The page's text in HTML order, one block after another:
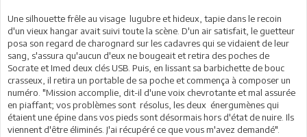
Une silhouette frêle au visage lugubre et hideux, tapie dans le recoin
d'un vieux hangar avait suivi toute la scène. D'un air satisfait, le guetteur
posa son regard de charognard sur les cadavres qui se vidaient de leur
sang, s'assura qu'aucun d'eux ne bougeait et retira des poches de
Socrate et Imed deux clés USB. Puis, en lissant sa barbichette de bouc
crasseux, il retira un portable de sa poche et commença à composer un
numéro. "Mission accomplie, dit-il d'une voix chevrotante et mal assurée
en piaffant; vos problèmes sont résolus, les deux énergumènes qui
étaient une épine dans vos pieds sont désormais hors d'état de nuire. Ils
viennent d'être éliminés. J'ai récupéré ce que vous m'avez demandé".